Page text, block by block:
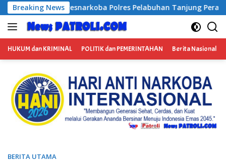
Langsung
ke
konten
Breaking News
Pelabuhan Tanjung Perak Bongkar Tiga Jaringan
HUKUM dan KRIMINAL POLITIK dan PEMERINTAHAN Berita Nasional
BERITA UTAMA